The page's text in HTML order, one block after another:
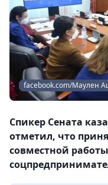
facebook.com/Маулен
Спикер Сената
отметил, что
совместной